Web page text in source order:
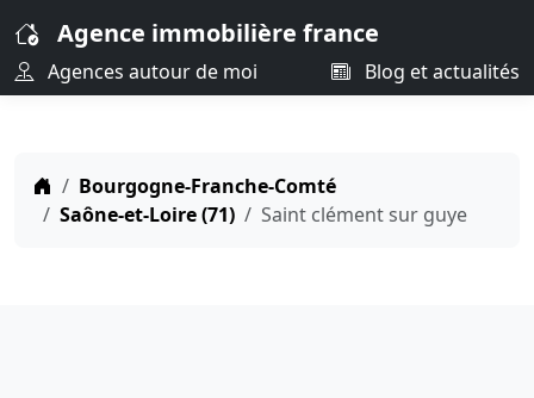
Agence immobilière france
Agences autour de moi Blog et actualités
Bourgogne-Franche-Comté
Saône-et-Loire (71)
Saint clément sur guye